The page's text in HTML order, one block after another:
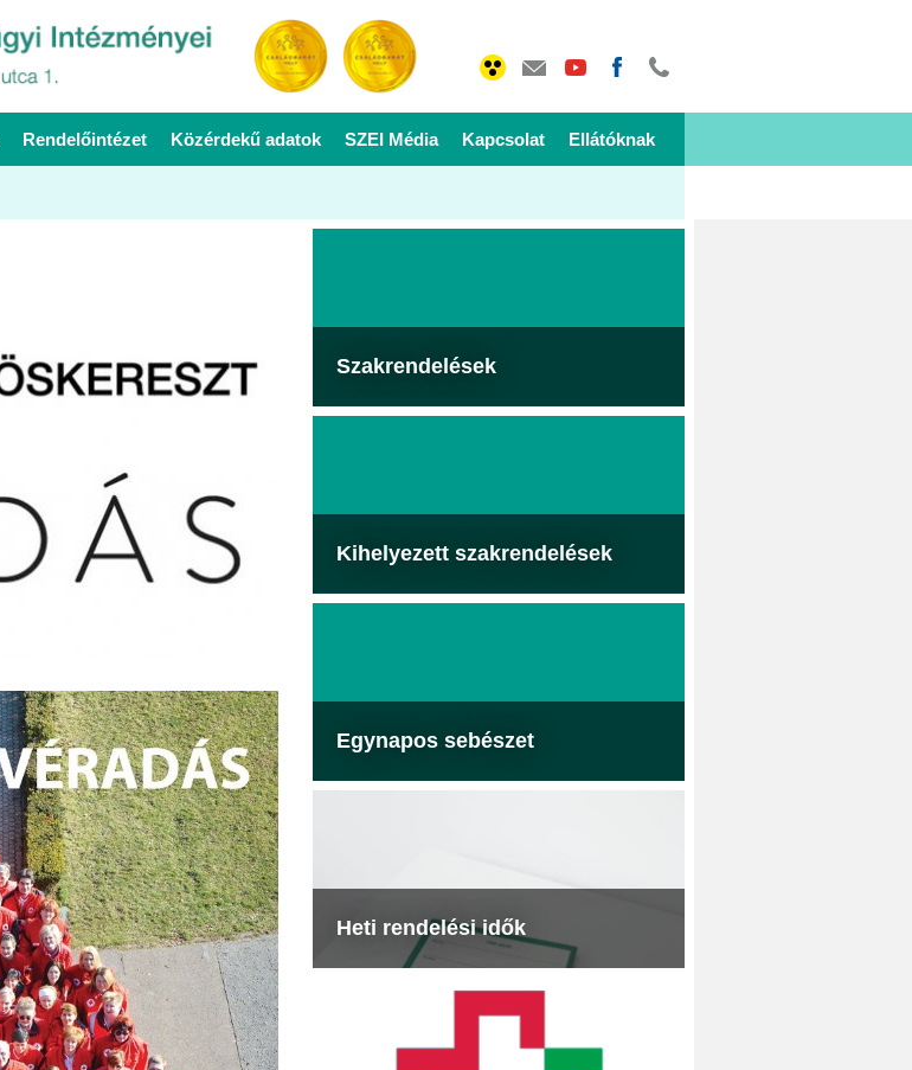
Rendelőintézet Közérdekű adatok SZEI Média Kapcsolat Ellátóknak
Szakrendelések
Kihelyezett szakrendelések
Egynapos sebészet
Heti rendelési idők